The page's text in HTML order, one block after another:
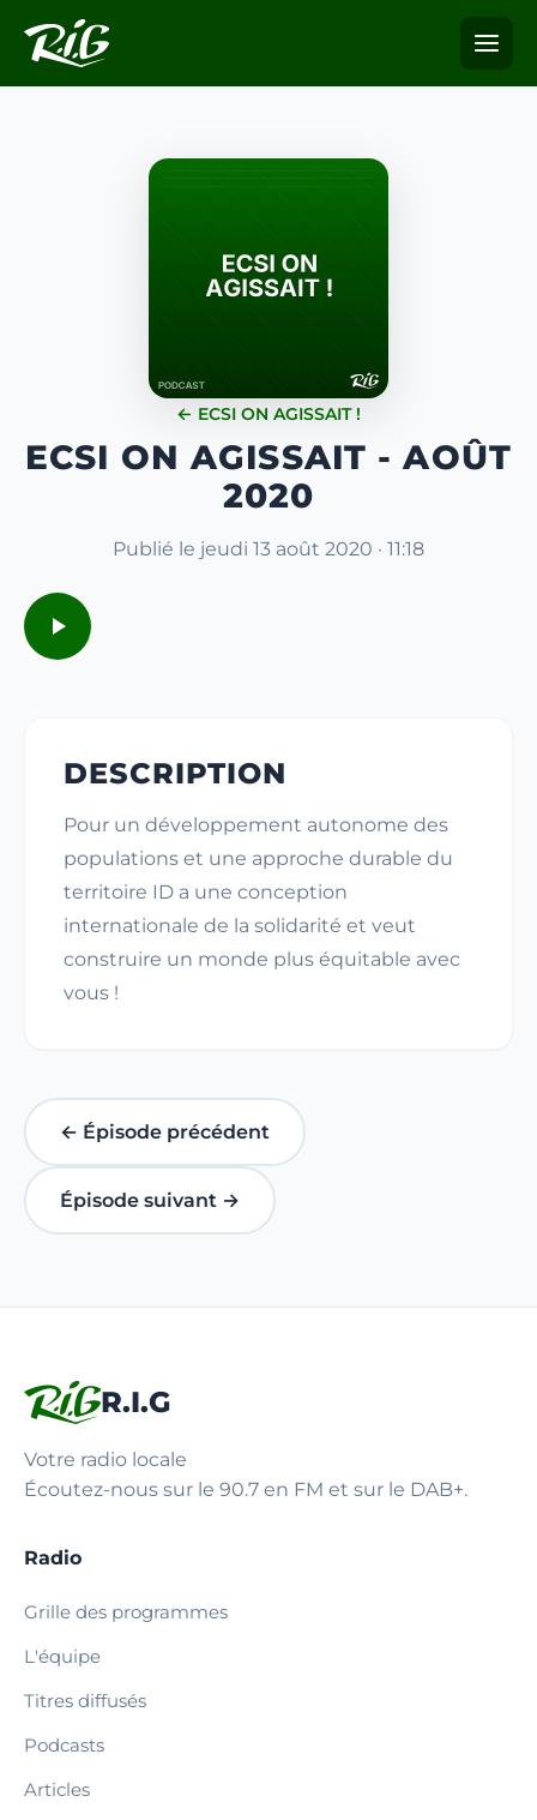
← ECSI ON AGISSAIT !
ECSI ON AGISSAIT - AOÛT
2020
Publié le jeudi 13 août 2020 · 11:18
DESCRIPTION
Pour un développement autonome des
populations et une approche durable du
territoire ID a une conception
internationale de la solidarité et veut
construire un monde plus équitable avec
vous !
← Épisode précédent
Épisode suivant →
R.I.G
Votre radio locale
Écoutez-nous sur le 90.7 en FM et sur le DAB+.
Radio
Grille des programmes
L'équipe
Titres diffusés
Podcasts
Articles